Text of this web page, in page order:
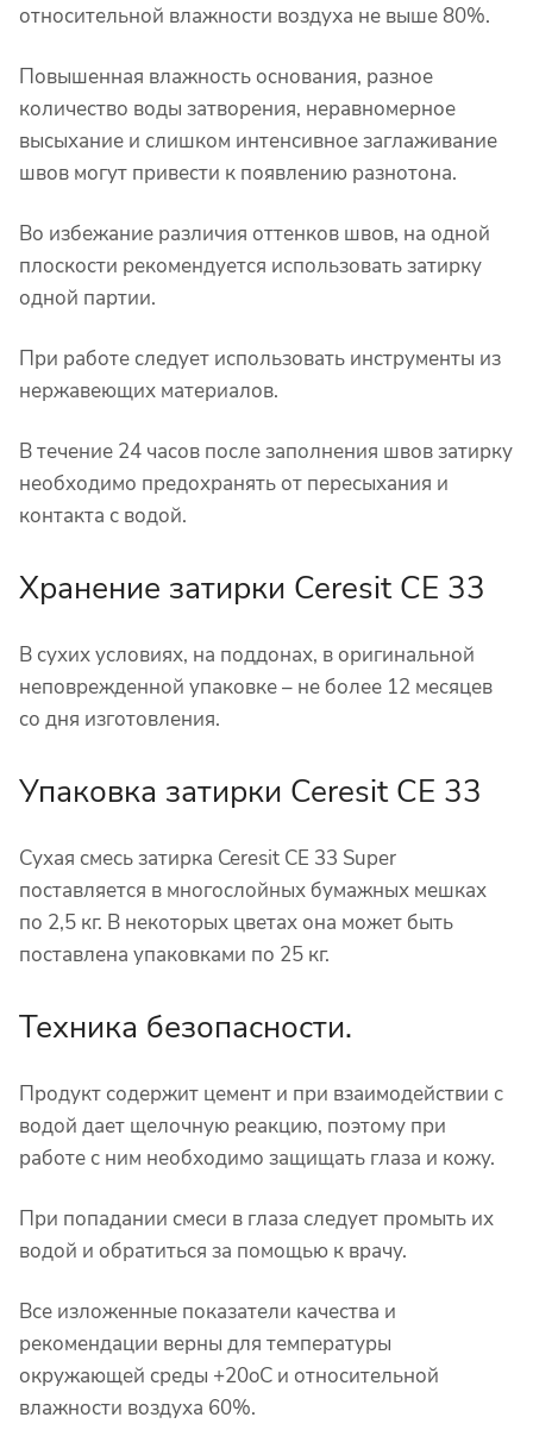
относительной влажности воздуха не выше 80%.
Повышенная влажность основания, разное
количество воды затворения, неравномерное
высыхание и слишком интенсивное заглаживание
швов могут привести к появлению разнотона.
Во избежание различия оттенков швов, на одной
плоскости рекомендуется использовать затирку
одной партии.
При работе следует использовать инструменты из
нержавеющих материалов.
В течение 24 часов после заполнения швов затирку
необходимо предохранять от пересыхания и
контакта с водой.
Хранение затирки Ceresit CE 33
В сухих условиях, на поддонах, в оригинальной
неповрежденной упаковке – не более 12 месяцев
со дня изготовления.
Упаковка затирки Ceresit CE 33
Сухая смесь затирка Ceresit CE 33 Super
поставляется в многослойных бумажных мешках
по 2,5 кг. В некоторых цветах она может быть
поставлена упаковками по 25 кг.
Техника безопасности.
Продукт содержит цемент и при взаимодействии с
водой дает щелочную реакцию, поэтому при
работе с ним необходимо защищать глаза и кожу.
При попадании смеси в глаза следует промыть их
водой и обратиться за помощью к врачу.
Все изложенные показатели качества и
рекомендации верны для температуры
окружающей среды +20oC и относительной
влажности воздуха 60%.